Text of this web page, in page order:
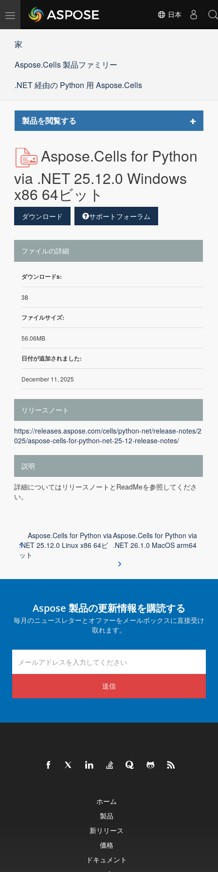
ナ
ー
ョ
日本
家
Aspose.Cells 製品ファミリー
.NET 経由の Python 用 Aspose.Cells
製品を閲覧する
Toggle
Aspose.Cells for Python
via .NET 25.12.0 Windows
x86 64ビット
ダウンロード サポートフォーラム
ファイルの詳細
ダウンロードs:
38
ファイルサイズ:
56.06MB
日付が追加されました:
December 11, 2025
リリースノート
https://releases.aspose.com/cells/python-net/release-notes/2
025/aspose-cells-for-python-net-25-12-release-notes/
説明
詳細についてはリリースノートとReadMeを参照してくださ
い。
Aspose.Cells for Python via
.NET 25.12.0 Linux x86 64ビ
ット
Aspose.Cells for Python via
.NET 26.1.0 MacOS arm64
Aspose 製品の更新情報を購読する
毎月のニュースレターとオファーをメールボックスに直接受け
取れます。
送信
ホーム
製品
新リリース
価格
ドキュメント